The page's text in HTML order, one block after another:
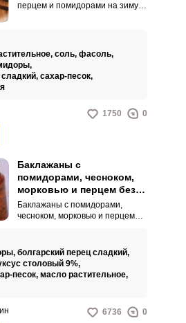
перцем и помидорами на зиму –
Это настоящая палочка-
выручалочка для хозяек, лечо
вкусное, питательное и отлично
хранится долгое время в
соль, фасоль,
сладкий, сахар-песок,
1750 0
Баклажаны с
помидорами, чесноком,
морковью и перцем без
стерилизации на зиму
Баклажаны с помидорами,
чесноком, морковью и перцем
на зиму, который поможет вам
сохранить на длительный срок
урожай, собранный на даче или
витаминов, которых очень уж не
болгарский перец сладкий,
столовый 9%,
песок, масло растительное,
6736 0